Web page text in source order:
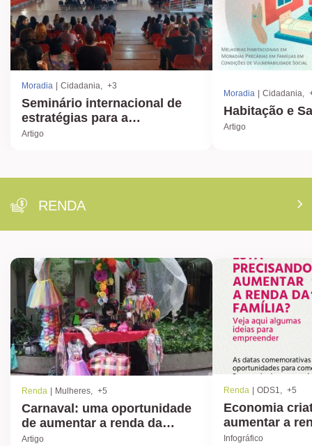
Moradia Cidadania +3
Seminário internacional de
estratégias para a
erradicação da pobreza
Artigo
Moradia Cidadania
Habitação e
Artigo
RENDA
Renda Mulheres +5
Carnaval: uma oportunidade
de aumentar a renda da
família
Artigo
Renda ODS1 +5
Economia
aumentar a
Infográfico